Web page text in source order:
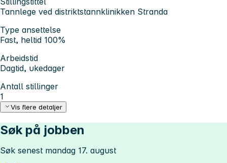
Tannlege ved distriktstannklinikken Stranda
Type ansettelse
Fast, heltid 100%
Arbeidstid
Dagtid, ukedager
Antall stillinger
1
Vis flere detaljer
Søk på jobben
Søk senest mandag 17. august